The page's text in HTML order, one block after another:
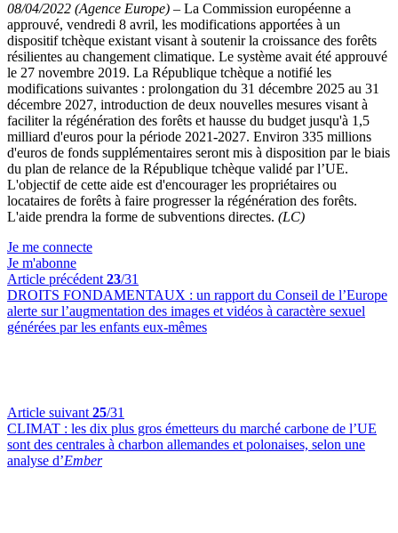
08/04/2022 (Agence Europe) – La Commission européenne a
approuvé, vendredi 8 avril, les modifications apportées à un
dispositif tchèque existant visant à soutenir la croissance des forêts
résilientes au changement climatique. Le système avait été approuvé
le 27 novembre 2019. La République tchèque a notifié les
modifications suivantes : prolongation du 31 décembre 2025 au 31
décembre 2027, introduction de deux nouvelles mesures visant à
faciliter la régénération des forêts et hausse du budget jusqu'à 1,5
milliard d'euros pour la période 2021-2027. Environ 335 millions
d'euros de fonds supplémentaires seront mis à disposition par le biais
du plan de relance de la République tchèque validé par l’UE.
L'objectif de cette aide est d'encourager les propriétaires ou
locataires de forêts à faire progresser la régénération des forêts.
L'aide prendra la forme de subventions directes. (LC)
Je me connecte
Je m'abonne
Article précédent 23/31
DROITS FONDAMENTAUX : un rapport du Conseil de l’Europe
alerte sur l’augmentation des images et vidéos à caractère sexuel
générées par les enfants eux-mêmes
Article suivant 25/31
CLIMAT : les dix plus gros émetteurs du marché carbone de l’UE
sont des centrales à charbon allemandes et polonaises, selon une
analyse d’Ember